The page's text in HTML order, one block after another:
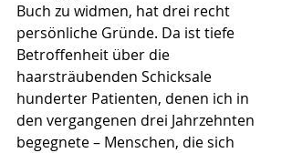
Buch zu widmen, hat drei recht
persönliche Gründe. Da ist tiefe
Betroffenheit über die
haarsträubenden Schicksale
hunderter Patienten, denen ich in
den vergangenen drei Jahrzehnten
begegnete – Menschen, die sich